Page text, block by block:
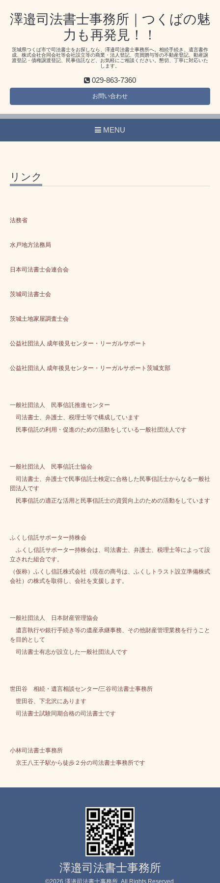
澤邉司法書士事務所｜つくばの魅
力も再発見！！
茨城県つくば市で司法書士をお探しなら、澤邉司法書士事務所へ。相続手続き、遺言書作
成、株式会社合同会社等会社設立等の商業・法人登記、売買贈与等の不動産登記、動産譲
渡登記・債権譲渡登記、民事信託など、お気軽にご相談ください。懇切、丁寧に対応いた
します。
029-863-7360
お問い合わせ
MENU
リンク
法務省
水戸地方法務局
日本司法書士会連合会
茨城司法書士会
茨城土地家屋調査士会
公益社団法人 成年後見センター・リーガルサポート
公益社団法人 成年後見センター・リーガルサポート茨城支部
一般社団法人 民事信託推進センター
司法書士、弁護士、税理士等で構成しています
民事信託の利用・促進のための活動をしている一般社団法人です
一般社団法人 民事信託士協会
司法書士、弁護士で民事信託士検定に合格した民事信託士からなる一般社
団法人です
民事信託の適正な活用と民事信託士の資質向上のための活動をしています
ふくし信託サポーター持株会
ふくし信託サポーター持株会は、司法書士、弁護士、税理士等によって設
立された組合です。
（仮称）ふくし信託株式会社（現在の商号は、ふくしトラスト設立準備株式
会社）の株式を取得し、会社を支援します。
一般社団法人 日本財産管理協会
遺言執行や銀行手続き等の遺産承継事務、その他財産管理業務を行うこと
を目的として
司法書士有志が設立した一般社団法人です
世田谷 相続・遺言相談センター/三谷司法書士事務所
世田谷、下北沢にあります
司法書士試験同期合格の司法書士です
小林司法書士事務所
京王八王子駅から徒歩２分の司法書士事務所です
澤邉司法書士事務所
©2026 澤邉司法書士事務所. All Rights Reserved.